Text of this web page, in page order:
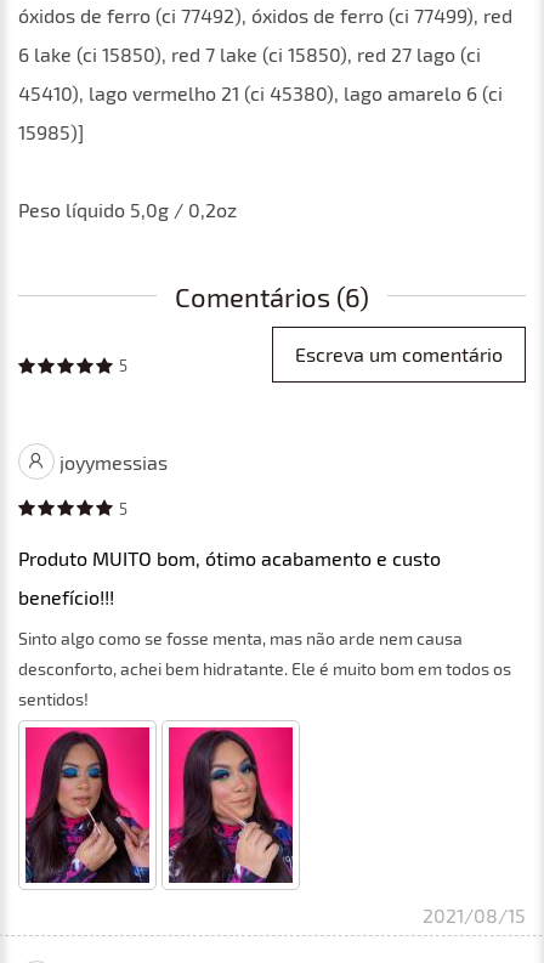
óxidos de ferro (ci 77492), óxidos de ferro (ci 77499), red
6 lake (ci 15850), red 7 lake (ci 15850), red 27 lago (ci
45410), lago vermelho 21 (ci 45380), lago amarelo 6 (ci
15985)]
Peso líquido 5,0g / 0,2oz
Comentários (6)
5 Escreva um comentário
joyymessias
5
Produto MUITO bom, ótimo acabamento e custo
benefício!!!
Sinto algo como se fosse menta, mas não arde nem causa
desconforto, achei bem hidratante. Ele é muito bom em todos os
sentidos!
2021/08/15